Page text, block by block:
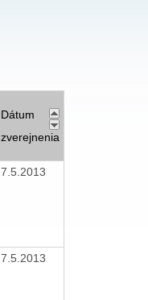
Dátum
zverejnenia
7.5.2013
7.5.2013